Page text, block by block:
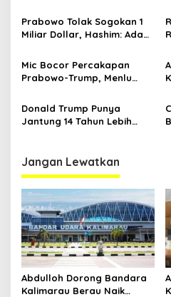
Prabowo Tolak Sogokan 1
Miliar Dollar, Hashim: Ada
Presiden
Mic Bocor Percakapan
Prabowo-Trump, Menlu
Lah Ya
Donald Trump Punya
Jantung 14 Tahun Lebih
Jangan Lewatkan
Abdulloh Dorong Bandara
Kalimarau Berau Naik